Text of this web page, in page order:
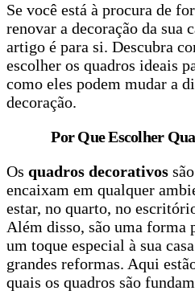
Se você está à procura de
renovar a decoração da sua
artigo é para si. Descubra
escolher os quadros ideais
como eles podem mudar a
decoração.
Por Que Escolher
Os quadros decorativos
encaixam em qualquer
estar, no quarto, no
Além disso, são uma forma
um toque especial à sua
grandes reformas. Aqui
quais os quadros são